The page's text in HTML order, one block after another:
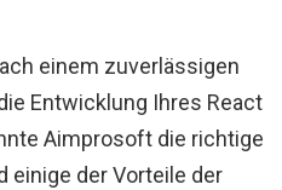
einem zuverlässigen
Entwicklung Ihres React
Aimprosoft die richtige
einige der Vorteile der